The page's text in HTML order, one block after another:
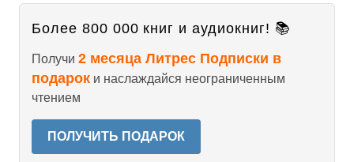
Более 800 000 книг и аудиокниг! 📚
Получи 2 месяца Литрес Подписки в
подарок и наслаждайся неограниченным
чтением
ПОЛУЧИТЬ ПОДАРОК